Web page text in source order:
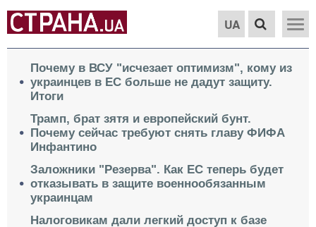
UA
Почему в ВСУ "исчезает оптимизм", кому из
украинцев в ЕС больше не дадут защиту.
Итоги
Трамп, брат зятя и европейский бунт.
Почему сейчас требуют снять главу ФИФА
Инфантино
Заложники "Резерва". Как ЕС теперь будет
отказывать в защите военнообязанным
украинцам
Налоговикам дали легкий доступ к базе